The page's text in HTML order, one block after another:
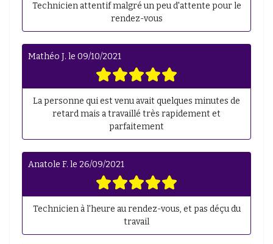
Technicien attentif malgré un peu d'attente pour le
rendez-vous
Mathéo J. le 09/10/2021
La personne qui est venu avait quelques minutes de
retard mais a travaillé très rapidement et
parfaitement
Anatole F. le 26/09/2021
Technicien à l'heure au rendez-vous, et pas déçu du
travail